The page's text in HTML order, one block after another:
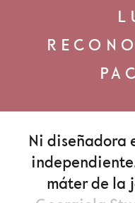
Ni diseñadora
máter de la